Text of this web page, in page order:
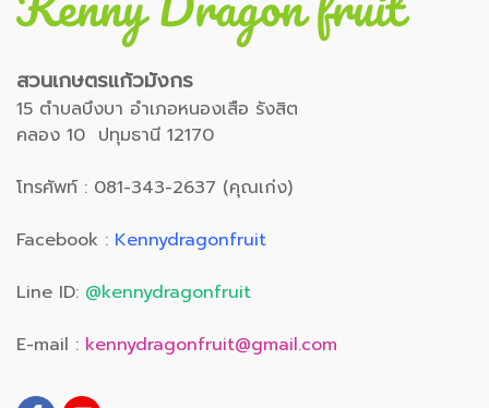
สวนเกษตรแก้วมังกร
15 ตำบลบึงบา อำเภอหนองเสือ รังสิต
คลอง 10 ปทุมธานี 12170
โทรศัพท์ : 081-343-2637 (คุณเก่ง)
Facebook : Kennydragonfruit
Line ID: @kennydragonfruit
E-mail : kennydragonfruit@gmail.com